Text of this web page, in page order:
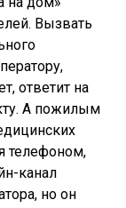
Вызвать
ответит на
А пожилым
телефоном,
канал
но он